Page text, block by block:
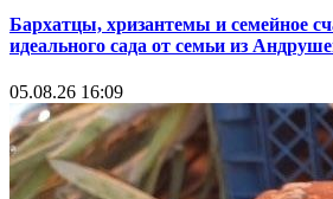
Бархатцы, хризантемы и семейное
идеального сада от семьи из
05.08.26 16:09